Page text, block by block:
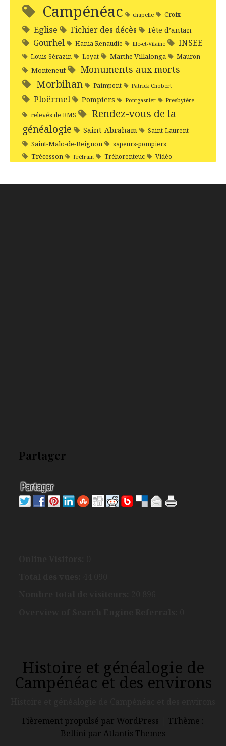
Campénéac chapelle Croix
Eglise Fichier des décès Fête d’antan
Gourhel Hania Renaudie Ille-et-Vilaine INSEE
Louis Sérazin Loyat Marthe Villalonga Mauron
Monteneuf Monuments aux morts
Morbihan Paimpont Patrick Chobert
Ploërmel Pompiers Pontgasnier Presbytère
relevés de BMS
Rendez-vous de la
généalogie
Saint-Abraham Saint-Laurent
Saint-Malo-de-Beignon sapeurs-pompiers
Trécesson Tréfrain Tréhorenteuc Vidéo
Partager
Histoire et généalogie de
Campénéac et des environs
Fièrement propulsé par WordPress
TThème :
Bellini par Atlantis Themes